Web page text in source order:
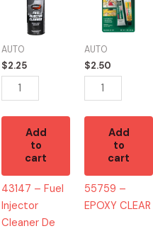
AUTO
$2.25
Injector
Cleaner
De
Auto
quantity
Add
to
cart
43147 – Fuel
Injector
Cleaner De
AUTO
$2.50
EPOXY
CLEAR
quantity
Add
to
cart
55759 –
EPOXY CLEAR